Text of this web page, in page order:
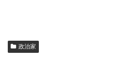
政治家